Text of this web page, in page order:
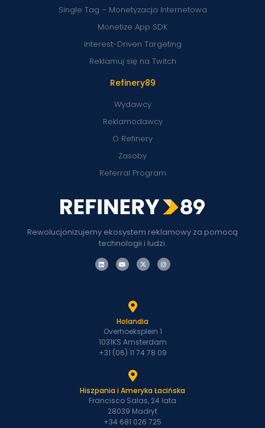
Rewolucjonizujemy ekosystem reklamowy za pomocą
technologii i ludzi.
Refinery89
Wydawcy
Reklamodawcy
O Refinery
Zasoby
Referral Program
Single Tag – Monetyzacja Internetowa
Monetize App SDK
Interest-Driven Targeting
Reklamuj się na Twitch
Holandia
Overhoeksplein 1
1031KS Amsterdam
+31 (06) 11 74 78 09
Hiszpania i Ameryka Łacińska
Francisco Salas, 24 lata
28039 Madryt
+34 681 026 725